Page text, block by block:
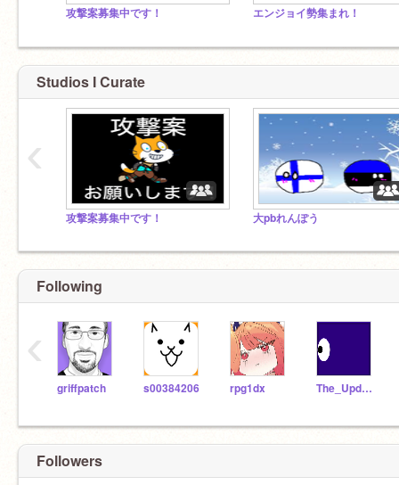
攻撃案募集中です！ エンジョイ勢集まれ！
Studios I Curate
攻撃案募集中です！ 大pbれんぽう
‹
Following
griffpatch s00384206 rpg1dx The_Updator_Extras
‹
Followers